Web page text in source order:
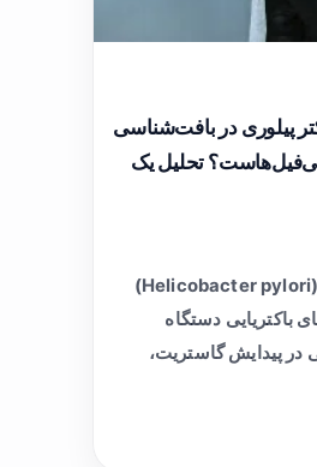
پیلوری در بافت‌شناسی
تحلیل یک
مقدمه هلیکوباکتر پیلوری (Helicobacter pylori)
باکتریایی دستگاه
پیدایش گاستریت،